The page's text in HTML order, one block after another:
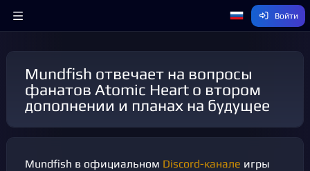
Войти
Mundfish отвечает на вопросы
фанатов Atomic Heart о втором
дополнении и планах на будущее
Mundfish в официальном Discord-канале игры